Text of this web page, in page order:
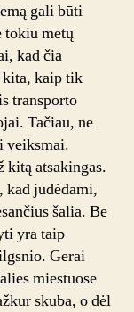
gali būti
tokiu metų
kad čia
kaip tik
transporto
Tačiau, ne
veiksmai.
kitą atsakingas.
kad judėdami,
šalia. Be
yra taip
Gerai
miestuose
skuba, o dėl